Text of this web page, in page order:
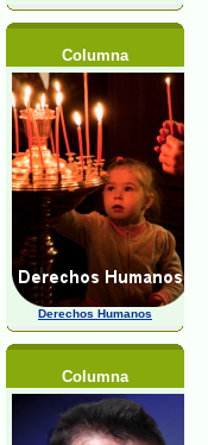
Columna
Derechos Humanos
Columna